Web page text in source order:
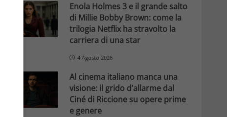
Enola Holmes 3 e il grande salto
di Millie Bobby Brown: come la
trilogia Netflix ha stravolto la
carriera di una star
4 Agosto 2026
Al cinema italiano manca una
visione: il grido d’allarme dal
Ciné di Riccione su opere prime
e genere